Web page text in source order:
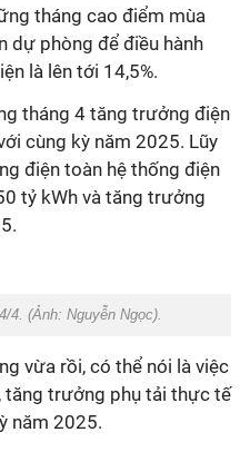
tháng cao điểm mùa
dự phòng để điều hành
là lên tới 14,5%.
tháng 4 tăng trưởng điện
cùng kỳ năm 2025. Lũy
điện toàn hệ thống điện
tỷ kWh và tăng trưởng
4. (Ảnh: Nguyễn Ngọc).
vừa rồi, có thể nói là việc
trưởng phụ tải thực tế
năm 2025.